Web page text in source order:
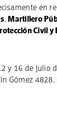
en
,Martillero
Civil y
y 16 de julio
Gómez 4828,